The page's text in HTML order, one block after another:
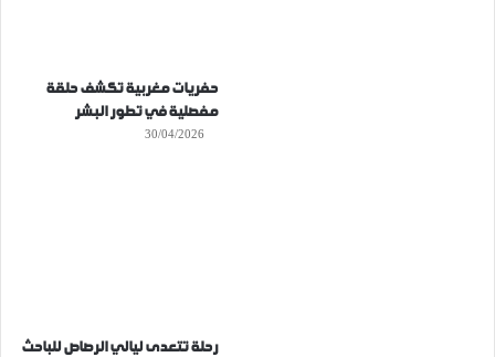
حفريات مغربية تكشف حلقة
مفصلية في تطور البشر
30/04/2026
رحلة تتعدى ليالي الرصاص للباحث